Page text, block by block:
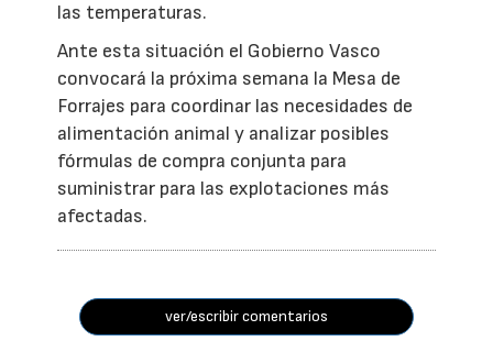
las temperaturas.
Ante esta situación el Gobierno Vasco
convocará la próxima semana la Mesa de
Forrajes para coordinar las necesidades de
alimentación animal y analizar posibles
fórmulas de compra conjunta para
suministrar para las explotaciones más
afectadas.
ver/escribir comentarios